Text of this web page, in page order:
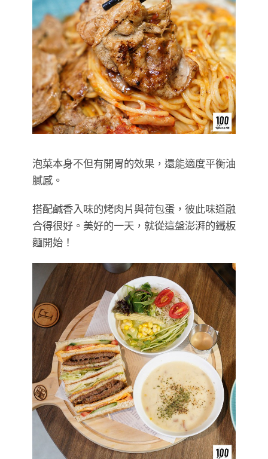
泡菜本身不但有開胃的效果，還能適度平衡油
膩感。
搭配鹹香入味的烤肉片與荷包蛋，彼此味道融
合得很好。美好的一天，就從這盤澎湃的鐵板
麵開始！